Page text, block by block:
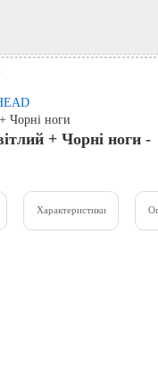
Чорні ноги
+ Чорні ноги -
Характеристики